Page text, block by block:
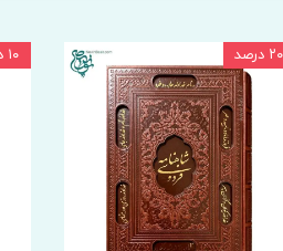
۲۰ درصد ۱۰ درصد